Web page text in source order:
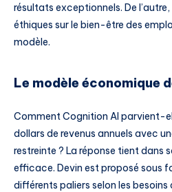
résultats exceptionnels. De
éthiques sur le bien-être des
modèle.
Le modèle économique
Comment Cognition AI parvient-
dollars de revenus annuels avec
restreinte ? La réponse tient dans
efficace. Devin est proposé sous
différents paliers selon les besoins